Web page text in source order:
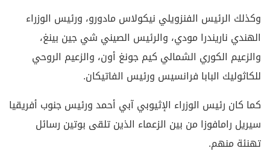
وكذلك الرئيس الفنزويلي نيكولاس مادورو، ورئيس الوزراء
الهندي ناريندرا مودي، والرئيس الصيني شي جين بينغ،
والزعيم الكوري الشمالي كيم جونغ أون، والزعيم الروحي
للكاثوليك البابا فرانسيس ورئيس الفاتيكان.
كما كان رئيس الوزراء الإثيوبي آبي أحمد ورئيس جنوب أفريقيا
سيريل رامافوزا من بين الزعماء الذين تلقى بوتين رسائل
تهنئة منهم.